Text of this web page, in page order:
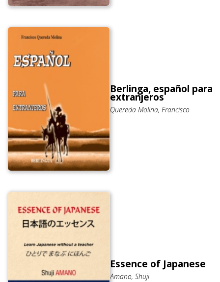
Berlinga, español para
extranjeros
Quereda Molina, Francisco
Essence of Japanese
Amano, Shuji